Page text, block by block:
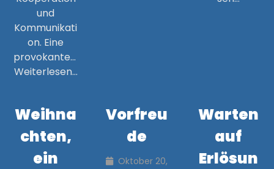
und
Kommunikati
on. Eine
provokante…
Weiterlesen…
Weihna
chten,
ein
Vorfreu
de
Oktober 20,
Warten
auf
Erlösun